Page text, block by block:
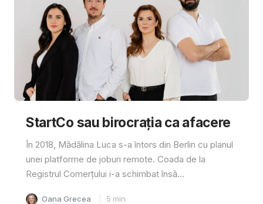
StartCo sau birocrația ca afacere
În 2018, Mădălina Luca s-a întors din Berlin cu planul
unei platforme de joburi remote. Coada de la
Registrul Comerțului i-a schimbat însă...
Oana Grecea 5 min